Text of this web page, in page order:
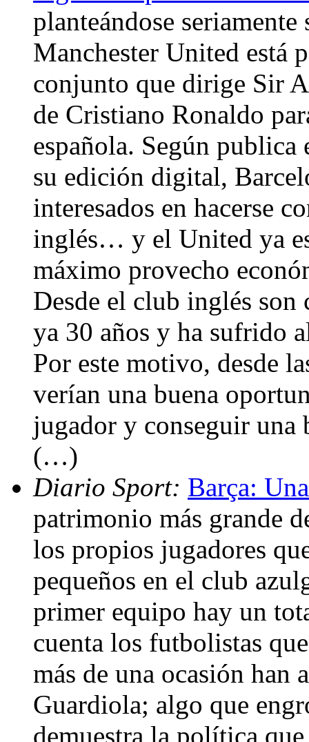
planteándose
Manchester United está
conjunto que dirige Sir
de Cristiano Ronaldo
española. Según publica
su edición digital,
interesados en hacerse
inglés… y el United ya
máximo provecho
Desde el club inglés son
ya 30 años y ha sufrido
Por este motivo, desde
verían una buena
jugador y conseguir una
(…)
Diario Sport: Barça:
patrimonio más grande
los propios jugadores
pequeños en el club
primer equipo hay un
cuenta los futbolistas
más de una ocasión han
Guardiola; algo que
demuestra la política